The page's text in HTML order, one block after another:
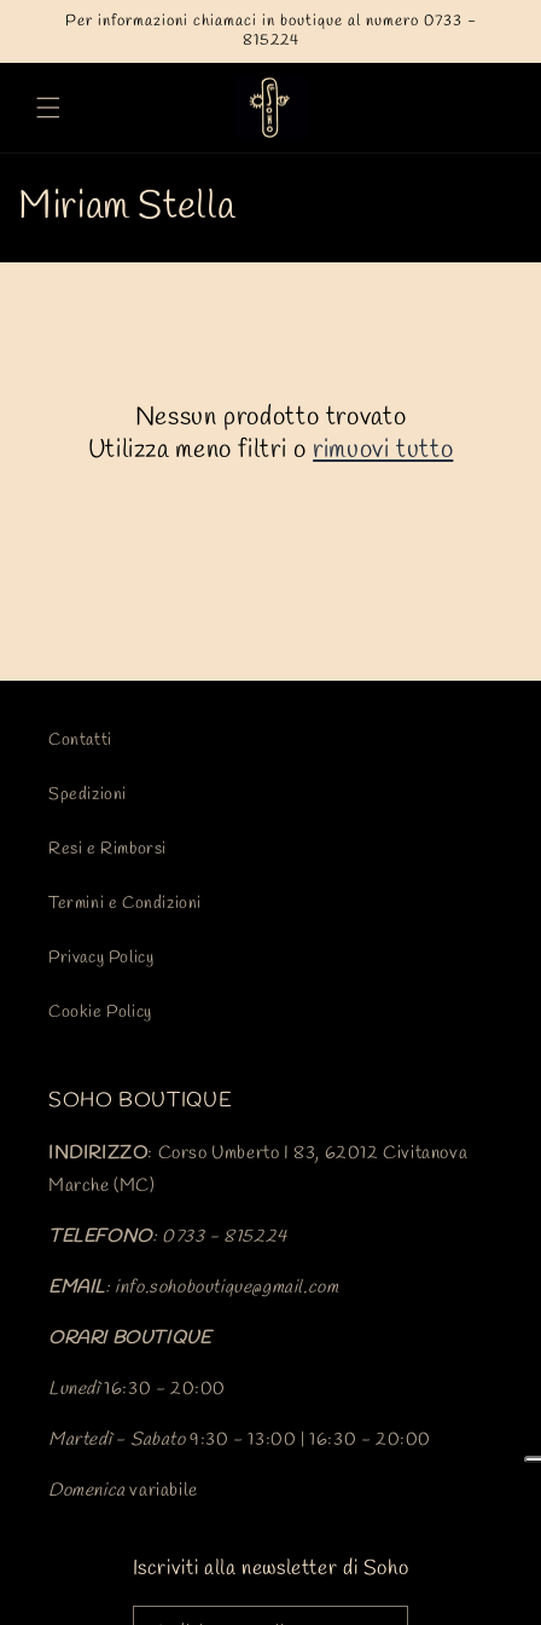
direttamente
Per informazioni chiamaci in boutique al numero 0733 -
815224
C
o
:
Miriam Stella
Nessun prodotto trovato
Utilizza meno filtri o rimuovi tutto
Contatti
Spedizioni
Resi e Rimborsi
Termini e Condizioni
Privacy Policy
Cookie Policy
SOHO BOUTIQUE
INDIRIZZO: Corso Umberto I 83, 62012 Civitanova
Marche (MC)
TELEFONO: 0733 - 815224
EMAIL: info.sohoboutique@gmail.com
ORARI BOUTIQUE
Lunedì16:30 - 20:00
Martedì- Sabato9:30 - 13:00 | 16:30 - 20:00
Domenica variabile
Iscriviti alla newsletter di Soho